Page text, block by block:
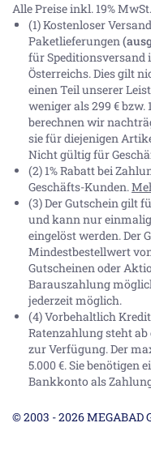
Alle Preise inkl. 19%
(1) Kostenloser
Paketlieferungen
für Speditionsversand
Österreichs. Dies gilt
einen Teil unserer
weniger als 299 € bzw.
berechnen wir
sie für diejenigen
Nicht gültig für
(2) 1% Rabatt bei
Geschäfts-Kunden.
(3) Der Gutschein gilt
und kann nur
eingelöst werden. Der
Mindestbestellwert
Gutscheinen oder
Barauszahlung
jederzeit möglich.
(4) Vorbehaltlich
Ratenzahlung steht
zur Verfügung. Der
5.000 €. Sie benötigen
Bankkonto als
© 2003 - 2026 MEGABAD